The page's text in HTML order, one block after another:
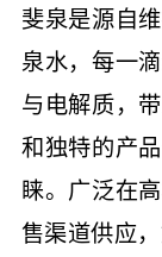
斐泉是源自
泉水，每一
与电解质，
和独特的产
睐。广泛在
售渠道供应